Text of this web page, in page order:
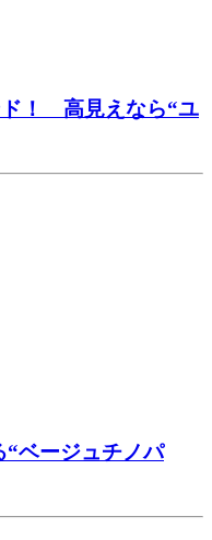
ド！ 高見えなら“ユ
“ベージュチノパ